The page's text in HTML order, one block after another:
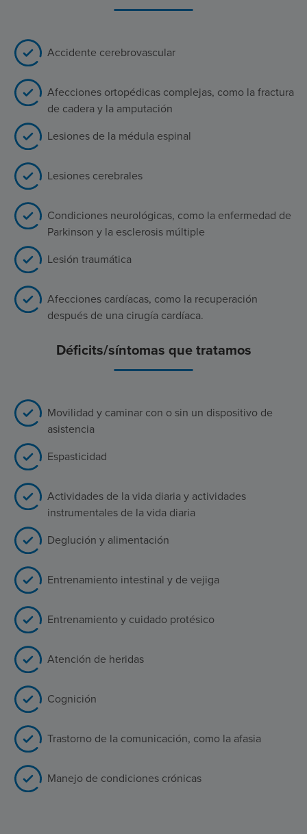
Accidente cerebrovascular
Afecciones ortopédicas complejas, como la fractura
de cadera y la amputación
Lesiones de la médula espinal
Lesiones cerebrales
Condiciones neurológicas, como la enfermedad de
Parkinson y la esclerosis múltiple
Lesión traumática
Afecciones cardíacas, como la recuperación
después de una cirugía cardíaca.
Déficits/síntomas que tratamos
Movilidad y caminar con o sin un dispositivo de
asistencia
Espasticidad
Actividades de la vida diaria y actividades
instrumentales de la vida diaria
Deglución y alimentación
Entrenamiento intestinal y de vejiga
Entrenamiento y cuidado protésico
Atención de heridas
Cognición
Trastorno de la comunicación, como la afasia
Manejo de condiciones crónicas